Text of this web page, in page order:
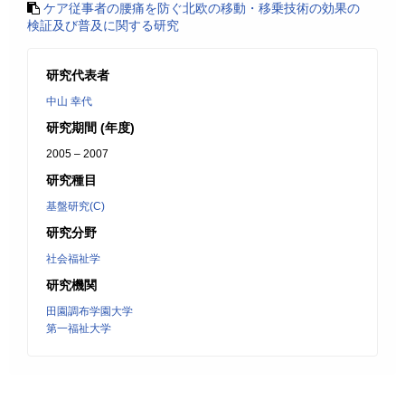
ケア従事者の腰痛を防ぐ北欧の移動・移乗技術の効果の
検証及び普及に関する研究
研究代表者
中山 幸代
研究期間 (年度)
2005 – 2007
研究種目
基盤研究(C)
研究分野
社会福祉学
研究機関
田園調布学園大学
第一福祉大学